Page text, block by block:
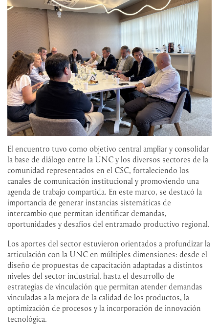
El encuentro tuvo como objetivo central ampliar y consolidar
la base de diálogo entre la UNC y los diversos sectores de la
comunidad representados en el CSC, fortaleciendo los
canales de comunicación institucional y promoviendo una
agenda de trabajo compartida. En este marco, se destacó la
importancia de generar instancias sistemáticas de
intercambio que permitan identificar demandas,
oportunidades y desafíos del entramado productivo regional.
Los aportes del sector estuvieron orientados a profundizar la
articulación con la UNC en múltiples dimensiones: desde el
diseño de propuestas de capacitación adaptadas a distintos
niveles del sector industrial, hasta el desarrollo de
estrategias de vinculación que permitan atender demandas
vinculadas a la mejora de la calidad de los productos, la
optimización de procesos y la incorporación de innovación
tecnológica.